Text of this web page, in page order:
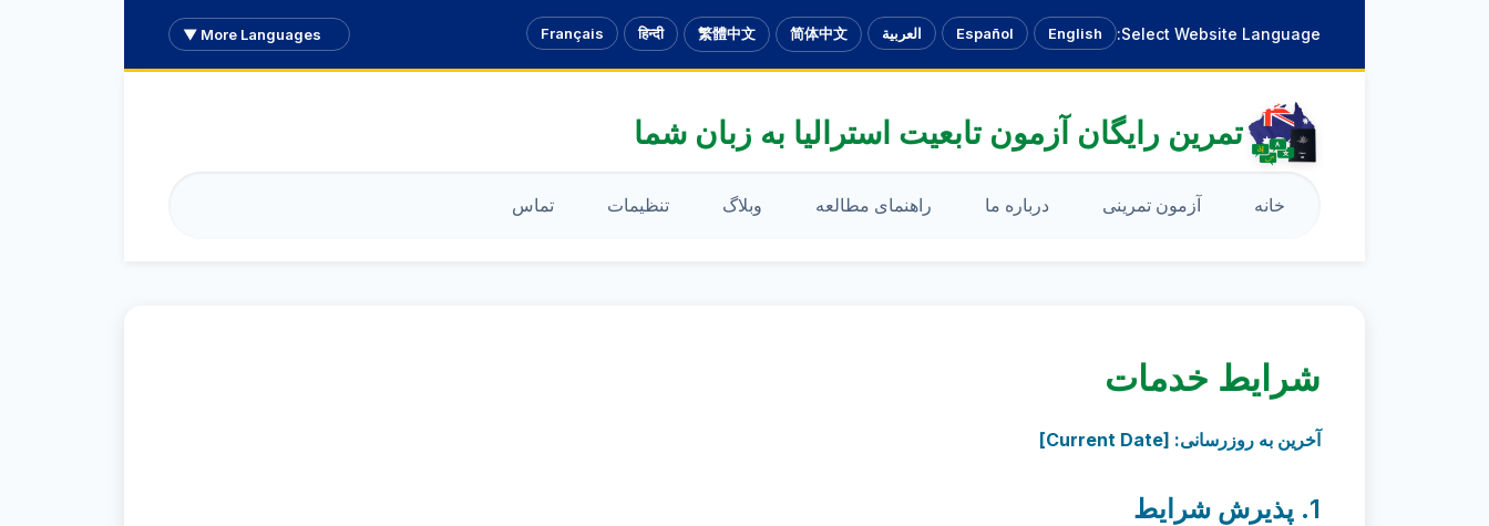
Select Website Language:
English
Español العربية 简体中文
繁體中文
हिन्दी
Français
More Languages ▼
تمرین رایگان آزمون تابعیت استرالیا به زبان شما
خانه آزمون تمرینی درباره ما راهنمای مطالعه وبلاگ تنظیمات تماس
شرایط خدمات
آخرین به روزرسانی: [Current Date]
1. پذیرش شرایط